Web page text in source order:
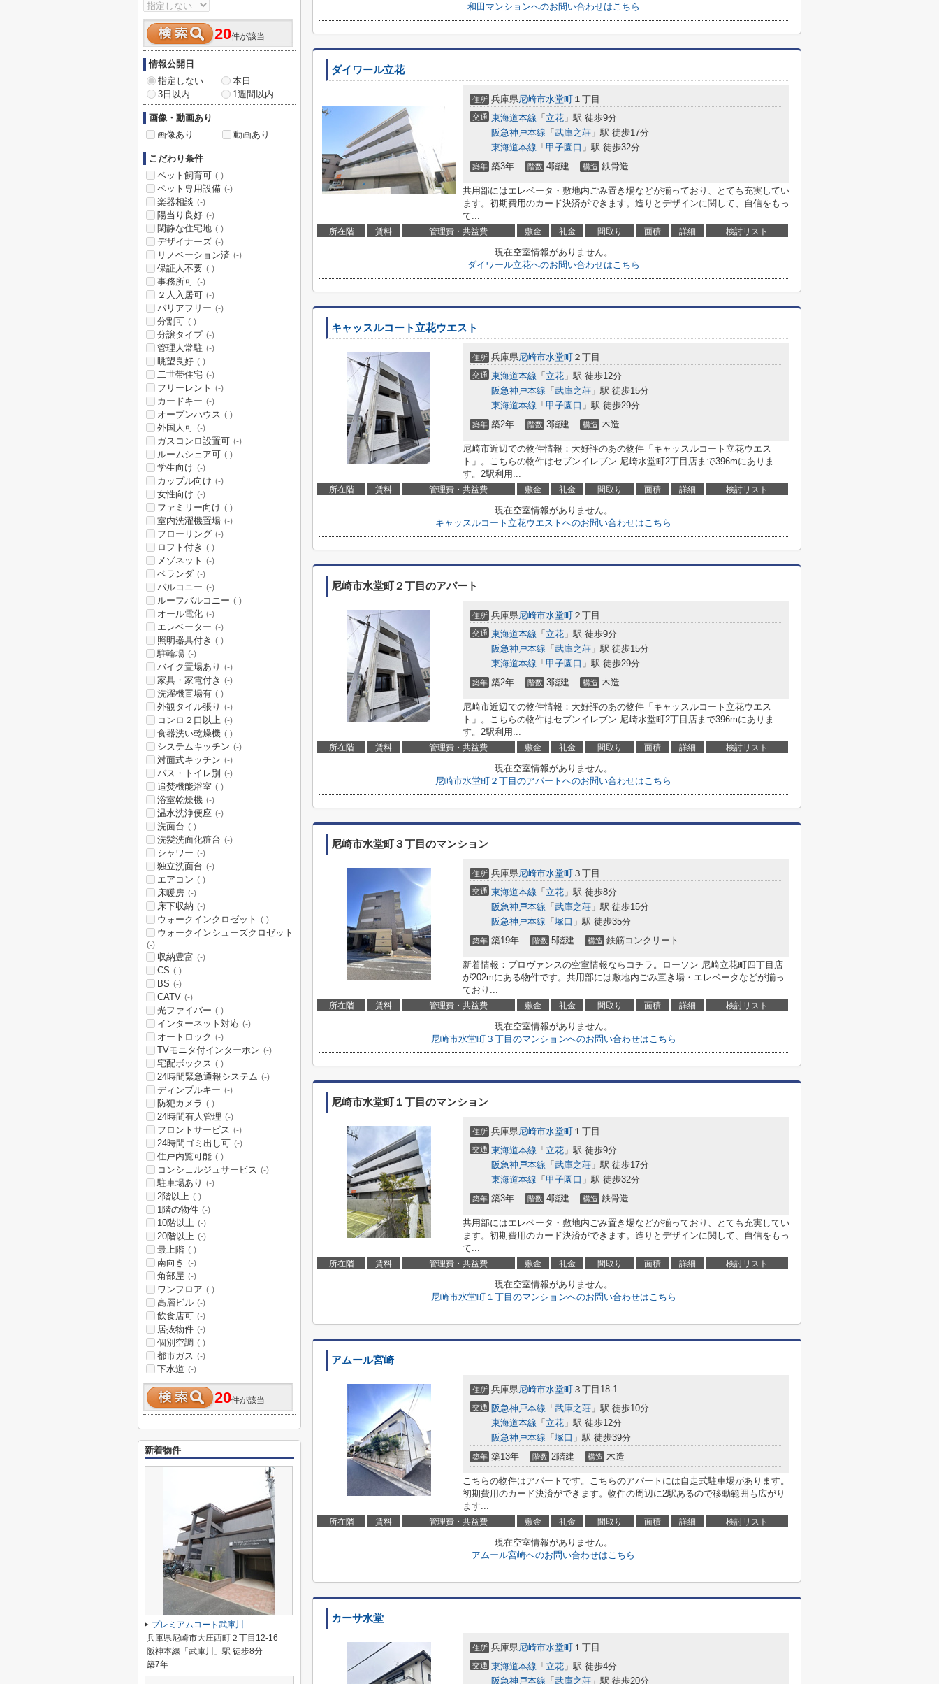
和田マンションへのお問い合わせはこちら
ダイワール立花
住所 兵庫県尼崎市水堂町 １丁目
交通 東海道本線 「 立花 」駅 徒歩9分
阪急神戸本線 「 武庫之荘 」駅 徒歩17分
東海道本線 「 甲子園口 」駅 徒歩32分
築年 築3年 階数 4階建 構造 鉄骨造
共用部にはエレベータ・敷地内ごみ置き場などが揃っており、とても充実してい
ます。初期費用のカード決済ができます。造りとデザインに関して、自信をもっ
て...
所在階 賃料 管理費・共益費 敷金 礼金 間取り 面積 詳細 検討リスト
現在空室情報がありません。
ダイワール立花へのお問い合わせはこちら
キャッスルコート立花ウエスト
住所 兵庫県尼崎市水堂町 ２丁目
交通 東海道本線 「 立花 」駅 徒歩12分
阪急神戸本線 「 武庫之荘 」駅 徒歩15分
東海道本線 「 甲子園口 」駅 徒歩29分
築年 築2年 階数 3階建 構造 木造
尼崎市近辺での物件情報：大好評のあの物件「キャッスルコート立花ウエス
ト」。こちらの物件はセブンイレブン 尼崎水堂町2丁目店まで396mにありま
す。2駅利用...
所在階 賃料 管理費・共益費 敷金 礼金 間取り 面積 詳細 検討リスト
現在空室情報がありません。
キャッスルコート立花ウエストへのお問い合わせはこちら
尼崎市水堂町２丁目のアパート
住所 兵庫県尼崎市水堂町 ２丁目
交通 東海道本線 「 立花 」駅 徒歩9分
阪急神戸本線 「 武庫之荘 」駅 徒歩15分
東海道本線 「 甲子園口 」駅 徒歩29分
築年 築2年 階数 3階建 構造 木造
尼崎市近辺での物件情報：大好評のあの物件「キャッスルコート立花ウエス
ト」。こちらの物件はセブンイレブン 尼崎水堂町2丁目店まで396mにありま
す。2駅利用...
所在階 賃料 管理費・共益費 敷金 礼金 間取り 面積 詳細 検討リスト
現在空室情報がありません。
尼崎市水堂町２丁目のアパートへのお問い合わせはこちら
尼崎市水堂町３丁目のマンション
住所 兵庫県尼崎市水堂町 ３丁目
交通 東海道本線 「 立花 」駅 徒歩8分
阪急神戸本線 「 武庫之荘 」駅 徒歩15分
阪急神戸本線 「 塚口 」駅 徒歩35分
築年 築19年 階数 5階建 構造 鉄筋コンクリート
新着情報：プロヴァンスの空室情報ならコチラ。ローソン 尼崎立花町四丁目店
が202mにある物件です。共用部には敷地内ごみ置き場・エレベータなどが揃っ
ており...
所在階 賃料 管理費・共益費 敷金 礼金 間取り 面積 詳細 検討リスト
現在空室情報がありません。
尼崎市水堂町３丁目のマンションへのお問い合わせはこちら
尼崎市水堂町１丁目のマンション
住所 兵庫県尼崎市水堂町 １丁目
交通 東海道本線 「 立花 」駅 徒歩9分
阪急神戸本線 「 武庫之荘 」駅 徒歩17分
東海道本線 「 甲子園口 」駅 徒歩32分
築年 築3年 階数 4階建 構造 鉄骨造
共用部にはエレベータ・敷地内ごみ置き場などが揃っており、とても充実してい
ます。初期費用のカード決済ができます。造りとデザインに関して、自信をもっ
て...
所在階 賃料 管理費・共益費 敷金 礼金 間取り 面積 詳細 検討リスト
現在空室情報がありません。
尼崎市水堂町１丁目のマンションへのお問い合わせはこちら
アムール宮崎
住所 兵庫県尼崎市水堂町 ３丁目18-1
交通 阪急神戸本線 「 武庫之荘 」駅 徒歩10分
東海道本線 「 立花 」駅 徒歩12分
阪急神戸本線 「 塚口 」駅 徒歩39分
築年 築13年 階数 2階建 構造 木造
こちらの物件はアパートです。こちらのアパートには自走式駐車場があります。
初期費用のカード決済ができます。物件の周辺に2駅あるので移動範囲も広がり
ます...
所在階 賃料 管理費・共益費 敷金 礼金 間取り 面積 詳細 検討リスト
現在空室情報がありません。
アムール宮崎へのお問い合わせはこちら
カーサ水堂
住所 兵庫県尼崎市水堂町 １丁目
交通 東海道本線 「 立花 」駅 徒歩4分
阪急神戸本線 「 武庫之荘 」駅 徒歩20分
20件が該当
情報公開日
指定しない
本日
3日以内
1週間以内
画像・動画あり
画像あり
動画あり
こだわり条件
ペット飼育可 (-)
ペット専用設備 (-)
楽器相談 (-)
陽当り良好 (-)
閑静な住宅地 (-)
デザイナーズ (-)
リノベーション済 (-)
保証人不要 (-)
事務所可 (-)
２人入居可 (-)
バリアフリー (-)
分割可 (-)
分譲タイプ (-)
管理人常駐 (-)
眺望良好 (-)
二世帯住宅 (-)
フリーレント (-)
カードキー (-)
オープンハウス (-)
外国人可 (-)
ガスコンロ設置可 (-)
ルームシェア可 (-)
学生向け (-)
カップル向け (-)
女性向け (-)
ファミリー向け (-)
室内洗濯機置場 (-)
フローリング (-)
ロフト付き (-)
メゾネット (-)
ベランダ (-)
バルコニー (-)
ルーフバルコニー (-)
オール電化 (-)
エレベーター (-)
照明器具付き (-)
駐輪場 (-)
バイク置場あり (-)
家具・家電付き (-)
洗濯機置場有 (-)
外観タイル張り (-)
コンロ２口以上 (-)
食器洗い乾燥機 (-)
システムキッチン (-)
対面式キッチン (-)
バス・トイレ別 (-)
追焚機能浴室 (-)
浴室乾燥機 (-)
温水洗浄便座 (-)
洗面台 (-)
洗髪洗面化粧台 (-)
シャワー (-)
独立洗面台 (-)
エアコン (-)
床暖房 (-)
床下収納 (-)
ウォークインクロゼット (-)
ウォークインシューズクロゼット
(-)
収納豊富 (-)
CS (-)
BS (-)
CATV (-)
光ファイバー (-)
インターネット対応 (-)
オートロック (-)
TVモニタ付インターホン (-)
宅配ボックス (-)
24時間緊急通報システム (-)
ディンプルキー (-)
防犯カメラ (-)
24時間有人管理 (-)
フロントサービス (-)
24時間ゴミ出し可 (-)
住戸内覧可能 (-)
コンシェルジュサービス (-)
駐車場あり (-)
2階以上 (-)
1階の物件 (-)
10階以上 (-)
20階以上 (-)
最上階 (-)
南向き (-)
角部屋 (-)
ワンフロア (-)
高層ビル (-)
飲食店可 (-)
居抜物件 (-)
個別空調 (-)
都市ガス (-)
下水道 (-)
20件が該当
新着物件
プレミアムコート武庫川
兵庫県尼崎市大庄西町２丁目12-16
阪神本線「武庫川」駅 徒歩8分
築7年